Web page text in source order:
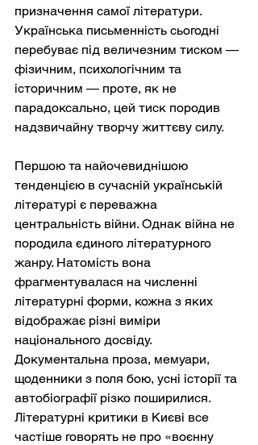
призначення самої літератури.
Українська письменність сьогодні
перебуває під величезним тиском —
фізичним, психологічним та
історичним — проте, як не
парадоксально, цей тиск породив
надзвичайну творчу життєву силу.
Першою та найочевиднішою
тенденцією в сучасній українській
літературі є переважна
центральність війни. Однак війна не
породила єдиного літературного
жанру. Натомість вона
фрагментувалася на численні
літературні форми, кожна з яких
відображає різні виміри
національного досвіду.
Документальна проза, мемуари,
щоденники з поля бою, усні історії та
автобіографії різко поширилися.
Літературні критики в Києві все
частіше говорять не про «воєнну